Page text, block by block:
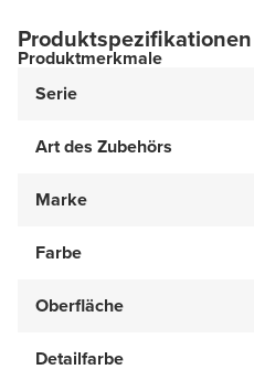
Produktspezifikationen
Produktmerkmale
Serie
Art des Zubehörs
Marke
Farbe
Oberfläche
Detailfarbe